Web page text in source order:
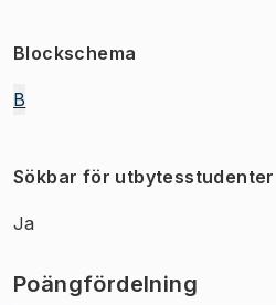
Blockschema
B
Sökbar för utbytesstudenter
Ja
Poängfördelning